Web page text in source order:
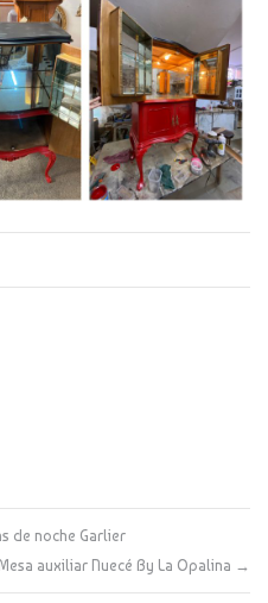
de noche Garlier
Mesa auxiliar Nuecé By La Opalina →